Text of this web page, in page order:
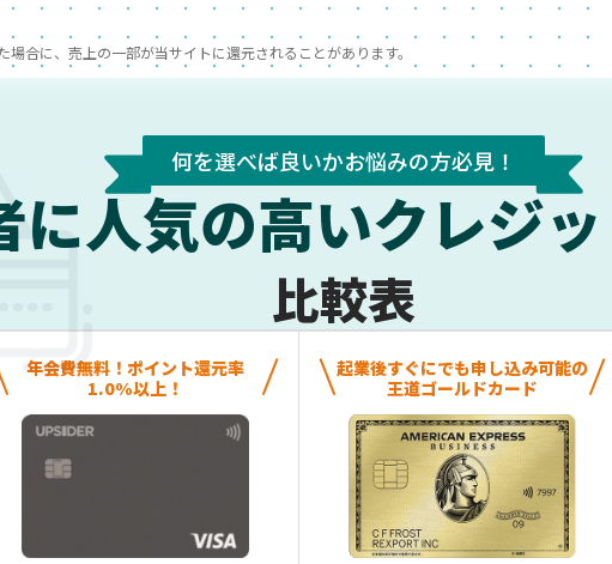
合に、売上の一部が当サイトに還元されることがあります。
何を選べば良いかお悩みの方必見！
に人気の高いクレジ
比較表
年会費無料！ポイント還元率
1.0%以上！
起業後すぐにでも申し込み可能の
王道ゴールドカード